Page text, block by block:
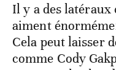
Il y a des
aiment
Cela peut laisser
comme Cody